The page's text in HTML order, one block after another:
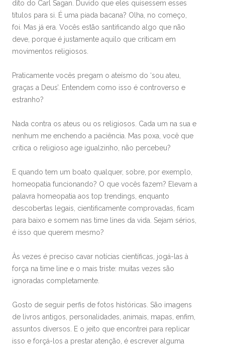
dito do Carl Sagan. Duvido que eles quisessem esses
títulos para si. É uma piada bacana? Olha, no começo,
foi. Mas já era. Vocês estão santificando algo que não
deve, porque é justamente aquilo que criticam em
movimentos religiosos.
Praticamente vocês pregam o ateísmo do ‘sou ateu,
graças a Deus’. Entendem como isso é controverso e
estranho?
Nada contra os ateus ou os religiosos. Cada um na sua e
nenhum me enchendo a paciência. Mas poxa, você que
critica o religioso age igualzinho, não percebeu?
E quando tem um boato qualquer, sobre, por exemplo,
homeopatia funcionando? O que vocês fazem? Elevam a
palavra homeopatia aos top trendings, enquanto
descobertas legais, cientificamente comprovadas, ficam
para baixo e somem nas time lines da vida. Sejam sérios,
é isso que querem mesmo?
Às vezes é preciso cavar notícias científicas, jogá-las à
força na time line e o mais triste: muitas vezes são
ignoradas completamente.
Gosto de seguir perfis de fotos históricas. São imagens
de livros antigos, personalidades, animais, mapas, enfim,
assuntos diversos. E o jeito que encontrei para replicar
isso e forçá-los a prestar atenção, é escrever alguma